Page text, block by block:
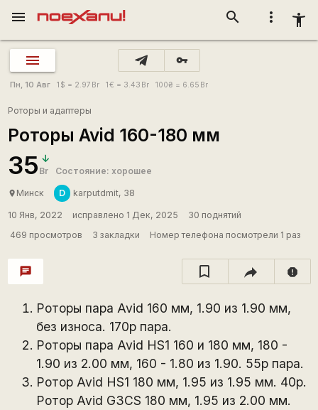
more_vert accessibility_new
search
menu
vpn_key
Пн, 10 Авг 1 $ = 2.97 Br 1€ = 3.43 Br 100₴ = 6.65 Br
Роторы и адаптеры
Роторы Avid 160-180 мм
35 Br Состояние: хорошее
place Минск D karputdmit, 38
10 Янв, 2022 исправлено 1 Дек, 2025
30 поднятий
469 просмотров
3 закладки Номер телефона посмотрели 1 раз
chat report
Роторы пара Avid 160 мм, 1.90 из 1.90 мм,
без износа. 170р пара.
Роторы пара Avid HS1 160 и 180 мм, 180 -
1.90 из 2.00 мм, 160 - 1.80 из 1.90. 55р пара.
Ротор Avid HS1 180 мм, 1.95 из 1.95 мм. 40р.
Ротор Avid G3CS 180 мм, 1.95 из 2.00 мм.